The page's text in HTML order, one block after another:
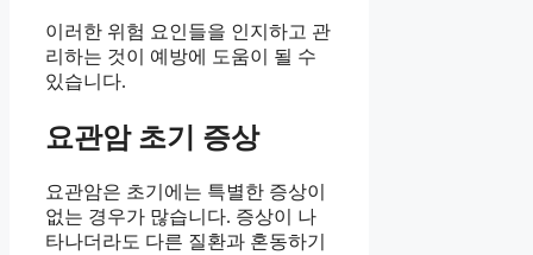
이러한 위험 요인들을 인지하고 관
리하는 것이 예방에 도움이 될 수
있습니다.
요관암 초기 증상
요관암은 초기에는 특별한 증상이
없는 경우가 많습니다. 증상이 나
타나더라도 다른 질환과 혼동하기